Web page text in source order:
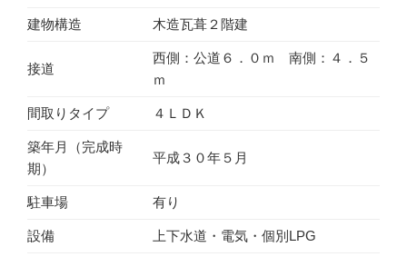
建物構造 木造瓦葺２階建
接道
西側：公道６．０ｍ 南側：４．５
ｍ
間取りタイプ ４ＬＤＫ
築年月（完成時
期）
平成３０年５月
駐車場 有り
設備 上下水道・電気・個別LPG